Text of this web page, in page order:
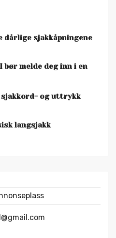
dårlige sjakkåpningene
bør melde deg inn i en
og uttrykk
langsjakk